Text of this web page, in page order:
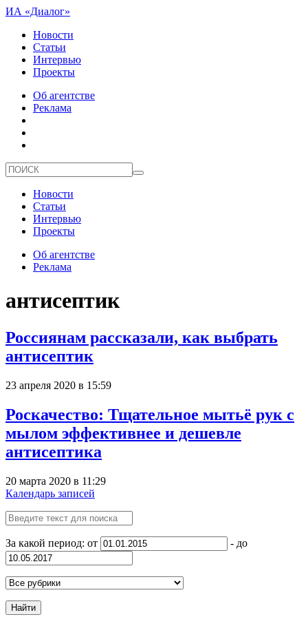
ИА «Диалог»
Новости
Статьи
Интервью
Проекты
Об агентстве
Реклама
Новости
Статьи
Интервью
Проекты
Об агентстве
Реклама
антисептик
Россиянам рассказали, как выбрать
антисептик
23 апреля 2020 в 15:59
Роскачество: Тщательное мытьё рук с
мылом эффективнее и дешевле
антисептика
20 марта 2020 в 11:29
Календарь записей
За какой период: от - до
Найти